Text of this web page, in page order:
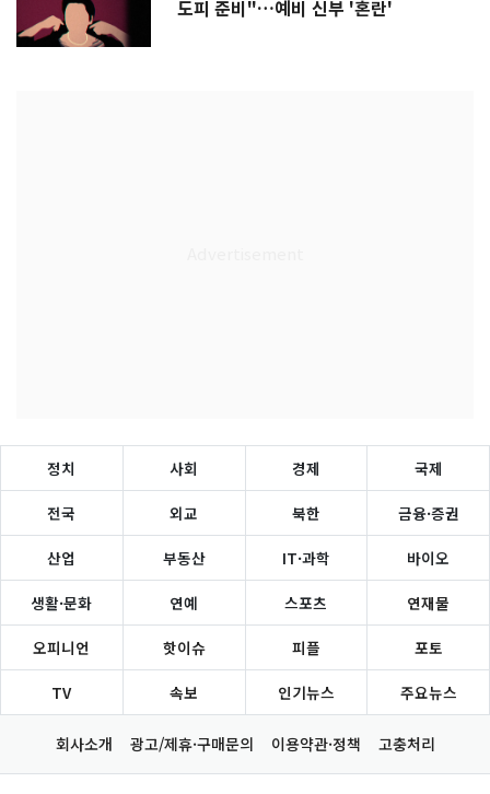
도피 준비"…예비 신부 '혼란'
정치 사회 경제 국제
전국 외교 북한 금융·증권
산업 부동산 IT·과학 바이오
생활·문화 연예 스포츠 연재물
오피니언 핫이슈 피플 포토
TV 속보 인기뉴스 주요뉴스
회사소개 광고/제휴·구매문의 이용약관·정책 고충처리